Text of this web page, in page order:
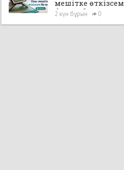
мешітке өткізсем
бе екен?
2 күн бұрын 0